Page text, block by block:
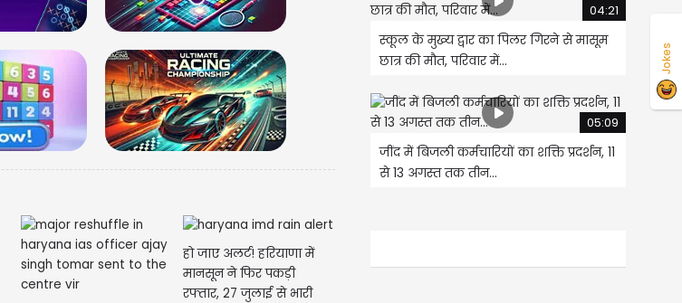
हो जाए अलर्ट! हरियाणा में
मानसून ने फिर पकड़ी
रफ्तार, 27 जुलाई से भारी
04:21
स्कूल के मुख्य द्वार का पिलर गिरने से मासूम
छात्र की मौत, परिवार में...
05:09
जींद में बिजली कर्मचारियों का शक्ति प्रदर्शन, 11
से 13 अगस्त तक तीन...
Jokes